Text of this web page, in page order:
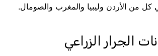
كل من الأردن وليبيا والمغرب والصومال.
الجرار الزراعي